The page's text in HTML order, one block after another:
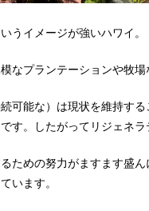
うイメージが強いハワイ。
なプランテーションや牧
可能な）は現状を維持す
す。したがってリジェネ
ための努力がますます盛
います。